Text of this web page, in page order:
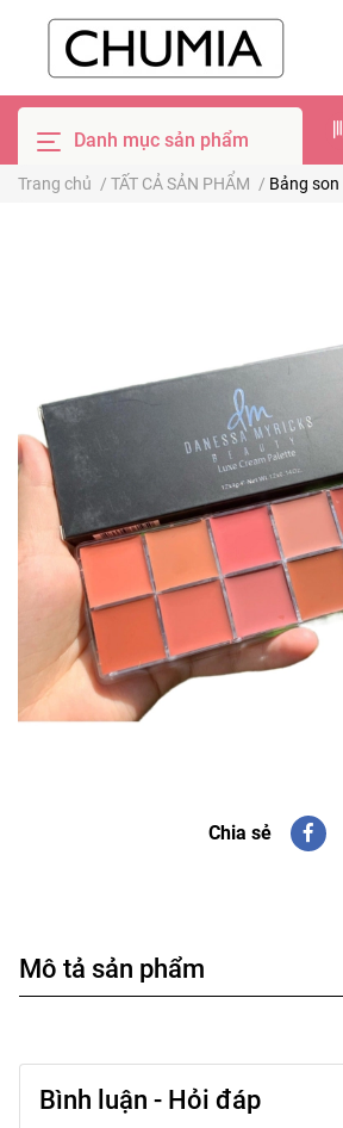
Danh mục sản phẩm
Trang chủ / TẤT CẢ SẢN PHẨM / Bảng son
Chia sẻ
Mô tả sản phẩm
Bình luận - Hỏi đáp